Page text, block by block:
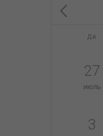
Дй
27
июль
3